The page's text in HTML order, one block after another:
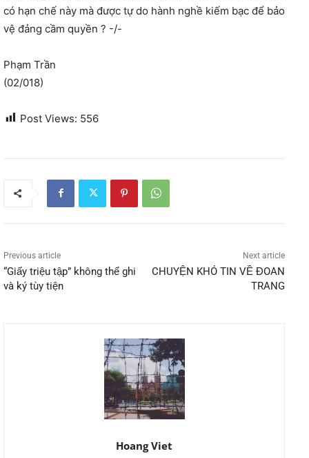
có hạn chế này mà được tự do hành nghề kiếm bạc để bảo
vệ đảng cầm quyền ? -/-
Phạm Trần
(02/018)
Post Views: 556
Previous article
“Giấy triệu tập” không thể ghi
và ký tùy tiện
Next article
CHUYỆN KHÓ TIN VỀ ĐOAN
TRANG
Hoang Viet